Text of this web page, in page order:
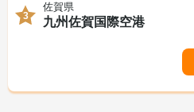
3
佐賀県
九州佐賀国際空港